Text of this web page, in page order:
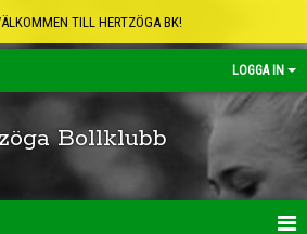
TILL HERTZÖGA BK!
LOGGA IN
Bollklubb